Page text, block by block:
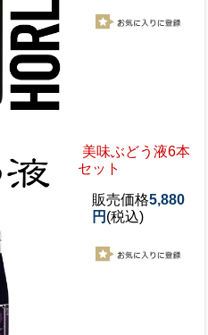
美味ぶどう液6本
セット
販売価格5,880
円 (税込)